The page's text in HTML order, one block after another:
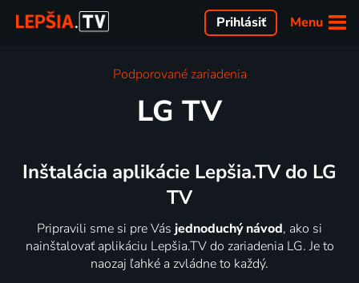
Menu
Prihlásiť
Podporované zariadenia
LG TV
Inštalácia aplikácie Lepšia.TV do LG
TV
Pripravili sme si pre Vás jednoduchý návod, ako si
nainštalovať aplikáciu Lepšia.TV do zariadenia LG. Je to
naozaj ľahké a zvládne to každý.